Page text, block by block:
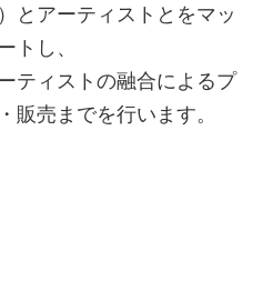
とアーティストとをマッ
トし、
ティストの融合によるプ
販売までを行います。